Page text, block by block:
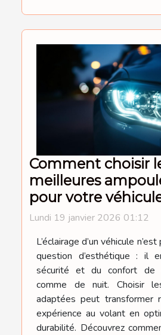
Comment choisir
meilleures
pour votre
Lundi 19 janvier 2026 01:12
L’éclairage d’un véhicule
question d’esthétique : il
sécurité et du confort de
comme de nuit. Choisir
adaptées peut transformer
expérience au volant en
durabilité. Découvrez